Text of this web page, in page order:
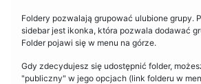
Foldery pozwalają grupować ulubione grupy.
sidebar jest ikonka, która pozwala dodawać
Folder pojawi się w menu na górze.
Gdy zdecydujesz się udostępnić folder,
"publiczny" w jego opcjach (link folderu w